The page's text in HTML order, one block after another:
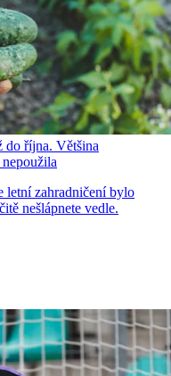
do října. Většina
letní zahradničení bylo
nešlápnete vedle.